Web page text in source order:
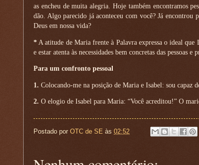
as encheu de muita alegria. Hoje também encontramos
dão. Algo parecido já aconteceu com você? Já encontrou
Deus em nossa vida?
* A atitude de Maria frente à Palavra expressa o ideal que
e estar atenta às necessidades bem concretas das pessoas
Para um confronto pessoal
1. Colocando-me na posição de Maria e Isabel: sou capaz
2. O elogio de Isabel para Maria: “Você acreditou!” O
Postado por OTC de SE às 02:52